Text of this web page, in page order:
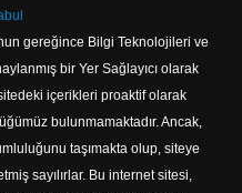
gereğince Bilgi Teknolojileri ve
bir Yer Sağlayıcı olarak
içerikleri proaktif olarak
bulunmamaktadır. Ancak,
taşımakta olup, siteye
sayılırlar. Bu internet sitesi,